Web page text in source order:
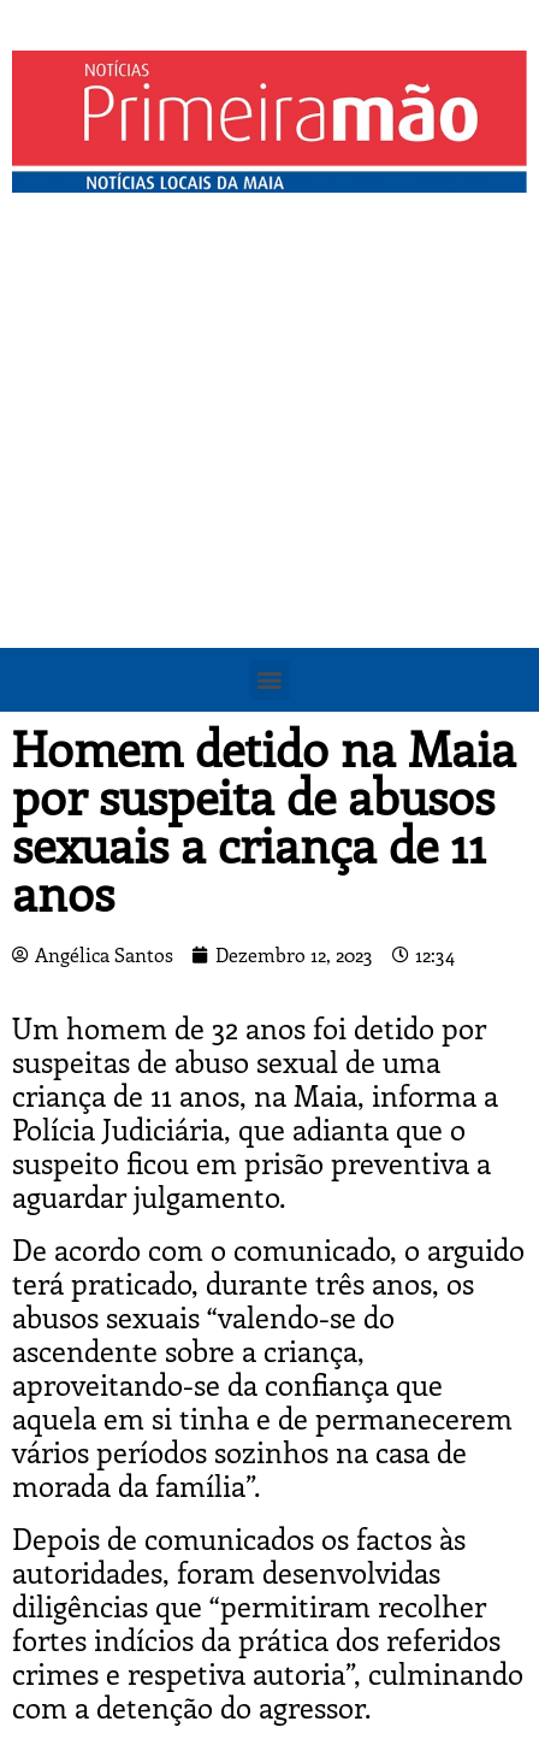
Homem detido na Maia
por suspeita de abusos
sexuais a criança de 11
anos
Angélica Santos Dezembro 12, 2023 12:34
Um homem de 32 anos foi detido por
suspeitas de abuso sexual de uma
criança de 11 anos, na Maia, informa a
Polícia Judiciária, que adianta que o
suspeito ficou em prisão preventiva a
aguardar julgamento.
De acordo com o comunicado, o arguido
terá praticado, durante três anos, os
abusos sexuais “valendo-se do
ascendente sobre a criança,
aproveitando-se da confiança que
aquela em si tinha e de permanecerem
vários períodos sozinhos na casa de
morada da família”.
Depois de comunicados os factos às
autoridades, foram desenvolvidas
diligências que “permitiram recolher
fortes indícios da prática dos referidos
crimes e respetiva autoria”, culminando
com a detenção do agressor.